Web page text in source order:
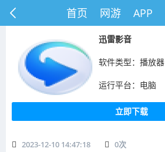
首页 网游 APP
迅雷影音
软件类型：播放器
运行平台：电脑
立即下载
2023-12-10 14:47:18 0次